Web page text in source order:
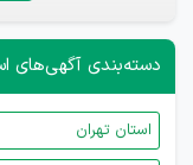
دسته‌بندی آگهی‌های
استان تهران